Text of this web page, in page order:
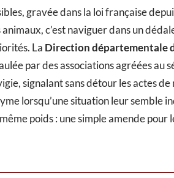
gravée dans la loi française
c’est naviguer dans un
La Direction départementale
par des associations agréées au
signalant sans détour les actes
lorsqu’une situation leur semble
poids : une simple amende pour